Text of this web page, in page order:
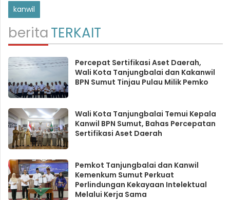
kanwil
beritaTERKAIT
Percepat Sertifikasi Aset Daerah,
Wali Kota Tanjungbalai dan Kakanwil
BPN Sumut Tinjau Pulau Milik Pemko
Wali Kota Tanjungbalai Temui Kepala
Kanwil BPN Sumut, Bahas Percepatan
Sertifikasi Aset Daerah
Pemkot Tanjungbalai dan Kanwil
Kemenkum Sumut Perkuat
Perlindungan Kekayaan Intelektual
Melalui Kerja Sama